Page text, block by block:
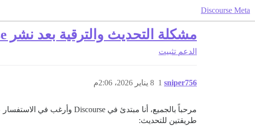
Discourse Meta
مشكلة التحديث والترقية بعد نشر Discourse
الدعم تثبيت
sniper756 8 يناير 2026، 2:06م 1
طريقتين للتحديث: